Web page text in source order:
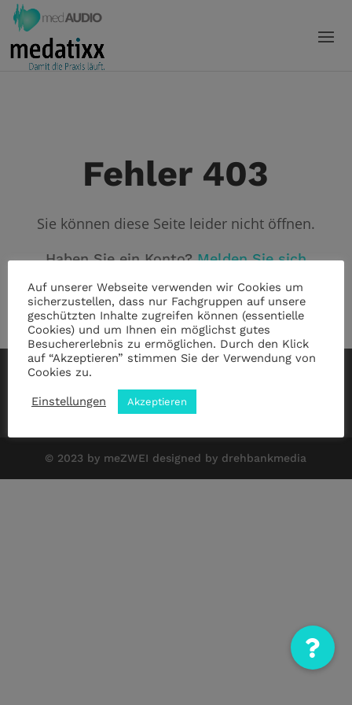
Fehler 403
Sie können diese Seite leider nicht öffnen.
Haben Sie ein Konto?Melden Sie sich
Impressum|Datenschutz
© 2023 by meZWEI designed by drehbankmedia
Auf unserer Webseite verwenden wir Cookies um
sicherzustellen, dass nur Fachgruppen auf unsere
geschützten Inhalte zugreifen können (essentielle
Cookies) und um Ihnen ein möglichst gutes
Besuchererlebnis zu ermöglichen. Durch den Klick
auf “Akzeptieren” stimmen Sie der Verwendung von
Cookies zu.
Einstellungen Akzeptieren